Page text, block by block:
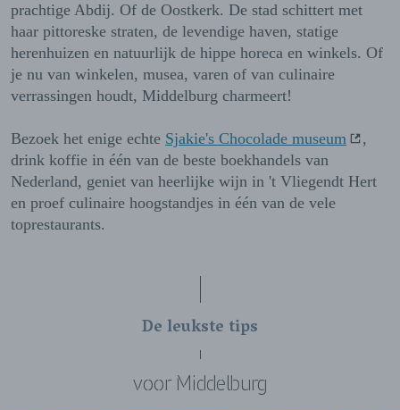
prachtige Abdij. Of de Oostkerk. De stad schittert met
haar pittoreske straten, de levendige haven, statige
herenhuizen en natuurlijk de hippe horeca en winkels. Of
je nu van winkelen, musea, varen of van culinaire
verrassingen houdt, Middelburg charmeert!
Bezoek het enige echte Sjakie's Chocolade museum
,
drink koffie in één van de beste boekhandels van
Nederland, geniet van heerlijke wijn in 't Vliegendt Hert
en proef culinaire hoogstandjes in één van de vele
toprestaurants.
De leukste tips
voor Middelburg